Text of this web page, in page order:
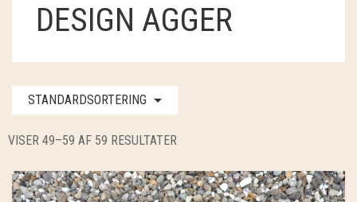
GAVEIDÉER
STRIK
GARN
CAMAROSE
OPSKRIFTER
TØJ
ACCESSORIES
SMYKKER OG HÅR
BUTIK
EVENTS
INSPIRATION
OM
DESIGN AGGER
STANDARDSORTERING
VISER 49–59 AF 59 RESULTATER